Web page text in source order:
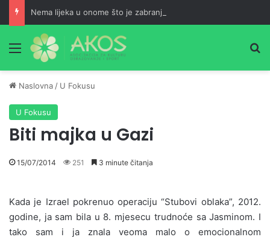
Nema lijeka u onome što je zabranjeno
Meni
Naslovna / U Fokusu
U Fokusu
Biti majka u Gazi
15/07/2014 251 3 minute čitanja
Kada je Izrael pokrenuo operaciju “Stubovi oblaka”, 2012.
godine, ja sam bila u 8. mjesecu trudnoće sa Jasminom. I
tako sam i ja znala veoma malo o emocionalnom